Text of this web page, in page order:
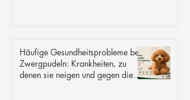
Häufige Gesundheitsprobleme bei
Zwergpudeln: Krankheiten, zu
denen sie neigen und gegen die